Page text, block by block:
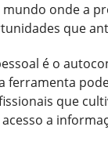
onde a
que
é o
ferramenta
que
a